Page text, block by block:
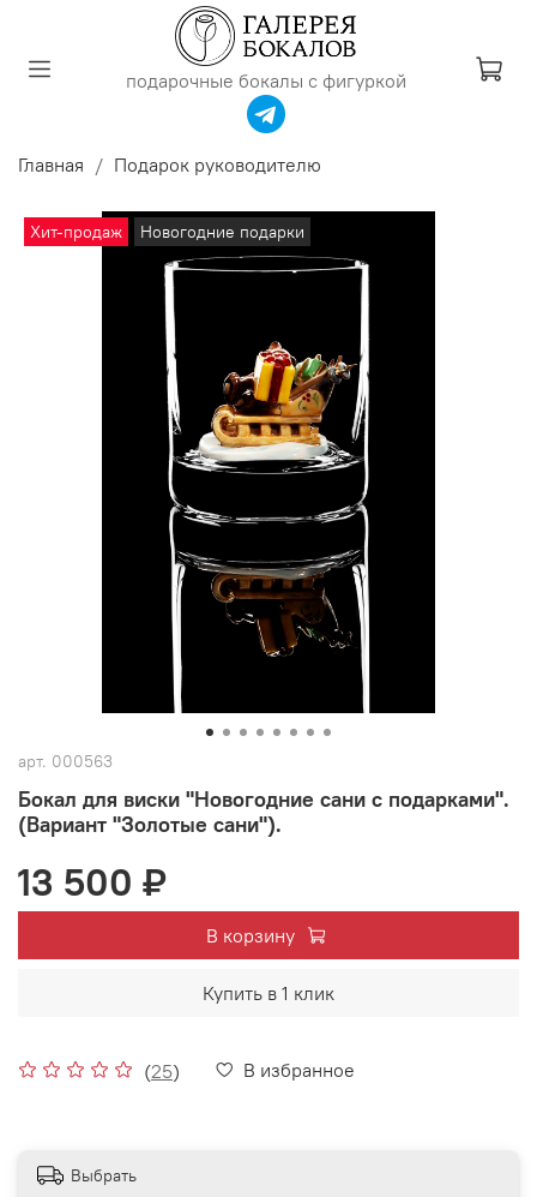
подарочные бокалы с фигуркой
Главная Подарок руководителю
Хит-продаж Новогодние подарки
арт. 000563
Бокал для виски "Новогодние сани с подарками".
(Вариант "Золотые сани").
(25) В избранное
13 500 ₽
В корзину
Купить в 1 клик
Выбрать